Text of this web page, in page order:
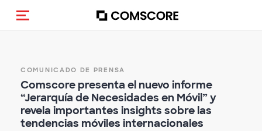
(Des)activar la navegación
COMUNICADO DE PRENSA
Comscore presenta el nuevo informe
“Jerarquía de Necesidades en Móvil” y
revela importantes insights sobre las
tendencias móviles internacionales